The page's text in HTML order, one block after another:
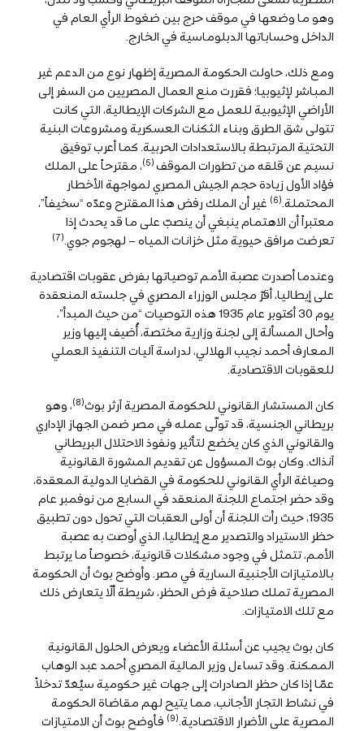
وهو ما وضعها في موقف حرج بين ضغوط الرأي العام في
الداخل وحساباتها الدبلوماسية في الخارج.
ومع ذلك، حاولت الحكومة المصرية إظهار نوع من الدعم غير
المباشر لإثيوبيا؛ فقررت منع العمال المصريين من السفر إلى
الأراضي الإثيوبية للعمل مع الشركات الإيطالية، التي كانت
تتولى شق الطرق وبناء الثكنات العسكرية ومشروعات البنية
التحتية المرتبطة بالاستعدادات الحربية. كما أعرب توفيق
نسيم عن قلقه من تطورات الموقف (5)
، مقترحاً على الملك
فؤاد الأول زيادة حجم الجيش المصري لمواجهة الأخطار
المحتملة.(6)
غير أن الملك رفض هذا المقترح وعدّه “سخيفاً”،
معتبراً أن الاهتمام ينبغي أن ينصبّ على ما قد يحدث إذا
تعرضت مرافق حيوية مثل خزانات المياه – لهجوم جوي.(7)
وعندما أصدرت عصبة الأمم توصياتها بفرض عقوبات اقتصادية
على إيطاليا، أقرّ مجلس الوزراء المصري في جلسته المنعقدة
يوم 30 أكتوبر عام 1935 هذه التوصيات “من حيث المبدأ”،
وأحال المسألة إلى لجنة وزارية مختصة، أُضيف إليها وزير
المعارف أحمد نجيب الهلالي، لدراسة آليات التنفيذ العملي
للعقوبات الاقتصادية.
كان المستشار القانوني للحكومة المصرية آرثر بوث(8)
، وهو
بريطاني الجنسية، قد تولّى عمله في مصر ضمن الجهاز الإداري
والقانوني الذي كان يخضع لتأثير ونفوذ الاحتلال البريطاني
آنذاك. وكان بوث المسؤول عن تقديم المشورة القانونية
وصياغة الرأي القانوني للحكومة في القضايا الدولية المعقدة،
وقد حضر اجتماع اللجنة المنعقد في السابع من نوفمبر عام
1935، حيث رأت اللجنة أن أولى العقبات التي تحول دون تطبيق
حظر الاستيراد والتصدير مع إيطاليا، الذي أوصت به عصبة
الأمم، تتمثل في وجود مشكلات قانونية، خصوصاً ما يرتبط
بالامتيازات الأجنبية السارية في مصر. وأوضح بوث أن الحكومة
المصرية تملك صلاحية فرض الحظر، شريطة ألّا يتعارض ذلك
مع تلك الامتيازات.
كان بوث يجيب عن أسئلة الأعضاء ويعرض الحلول القانونية
الممكنة. وقد تساءل وزير المالية المصري أحمد عبد الوهاب
عمّا إذا كان حظر الصادرات إلى جهات غير حكومية سيُعَدّ تدخلاً
في نشاط التجار الأجانب، مما يتيح لهم مقاضاة الحكومة
المصرية على الأضرار الاقتصادية.(9)
فأوضح بوث أن الامتيازات